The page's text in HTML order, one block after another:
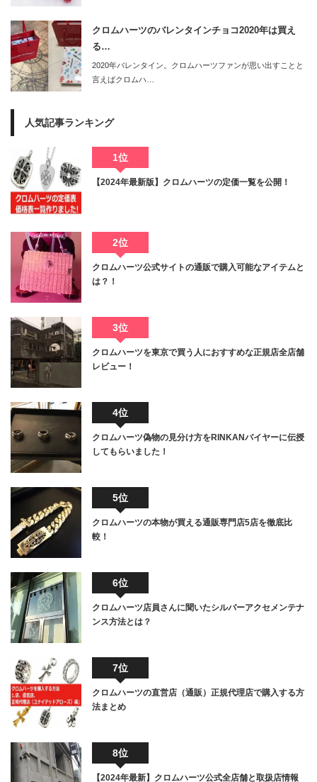
クロムハーツのバレンタインチョコ2020年は買え
る…
2020年バレンタイン。クロムハーツファンが思い出すことと
言えばクロムハ…
人気記事ランキング
1位
【2024年最新版】クロムハーツの定価一覧を公開！
2位
クロムハーツ公式サイトの通販で購入可能なアイテムと
は？！
3位
クロムハーツを東京で買う人におすすめな正規店全店舗
レビュー！
4位
クロムハーツ偽物の見分け方をRINKANバイヤーに伝授
してもらいました！
5位
クロムハーツの本物が買える通販専門店5店を徹底比
較！
6位
クロムハーツ店員さんに聞いたシルバーアクセメンテナ
ンス方法とは？
7位
クロムハーツの直営店（通販）正規代理店で購入する方
法まとめ
8位
【2024年最新】クロムハーツ公式全店舗と取扱店情報